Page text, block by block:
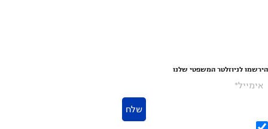
הירשמו לניוזלטר המשפטי שלנו
אימייל*
שלח